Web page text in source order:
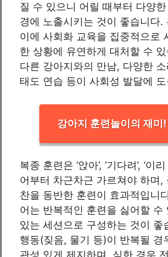
질 수 있으니 어릴 때부터 다양
경에 노출시키는 것이 좋습니다
이에 사회화 교육을 집중적으로
한 상황에 유연하게 대처할 수
다른 강아지와의 만남, 다양한
태도 연습 등이 사회성 발달에
강아지 훈련놀이의 재미
복종 훈련은 ‘앉아’, ‘기다려’, ‘이
어부터 차근차근 가르쳐야 하며,
찬을 동반한 훈련이 효과적입니
어는 반복적인 훈련을 싫어할 수
있는 세션으로 구성하는 것이 좋
행동(짖음, 물기 등)이 반복될 경